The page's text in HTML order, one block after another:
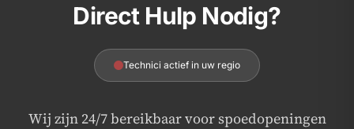
Direct Hulp Nodig?
Technici actief in uw regio
Wij zijn 24/7 bereikbaar voor spoedopeningen